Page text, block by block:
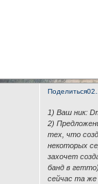
Поделиться
1) Ваш ник:
2)
тех, что
некоторых
захочет
банд в
сейчас та